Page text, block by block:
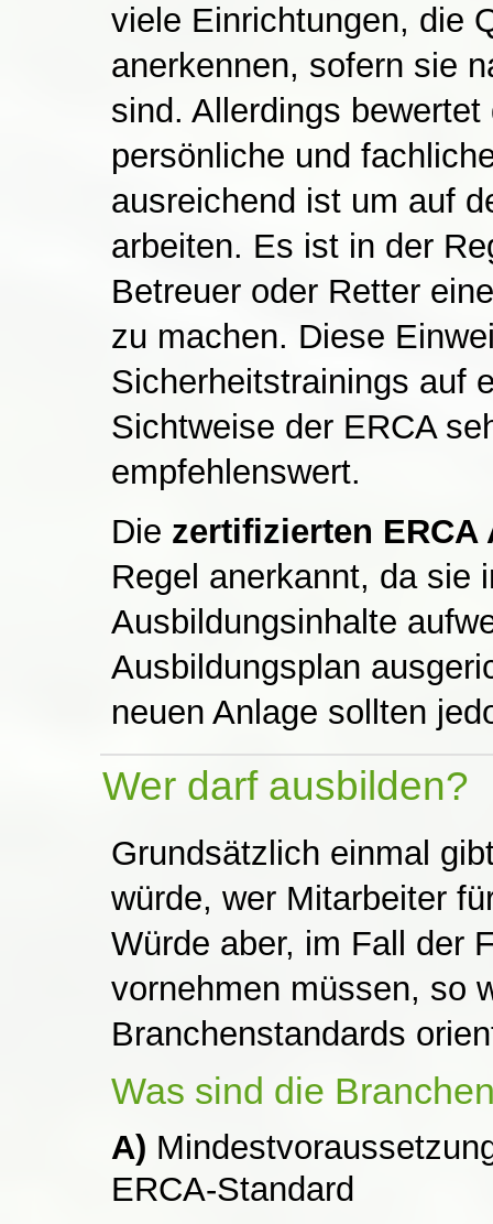
viele Einrichtungen, die
anerkennen, sofern sie
sind. Allerdings
persönliche und
ausreichend ist um auf
arbeiten. Es ist in der
Betreuer oder Retter
zu machen. Diese
Sicherheitstrainings auf
Sichtweise der ERCA
empfehlenswert.
Die zertifizierten
Regel anerkannt, da sie
Ausbildungsinhalte
Ausbildungsplan
neuen Anlage sollten
Wer darf ausbilden?
Grundsätzlich einmal
würde, wer Mitarbeiter
Würde aber, im Fall der
vornehmen müssen, so
Branchenstandards
Was sind die
A)
ERCA-Standard